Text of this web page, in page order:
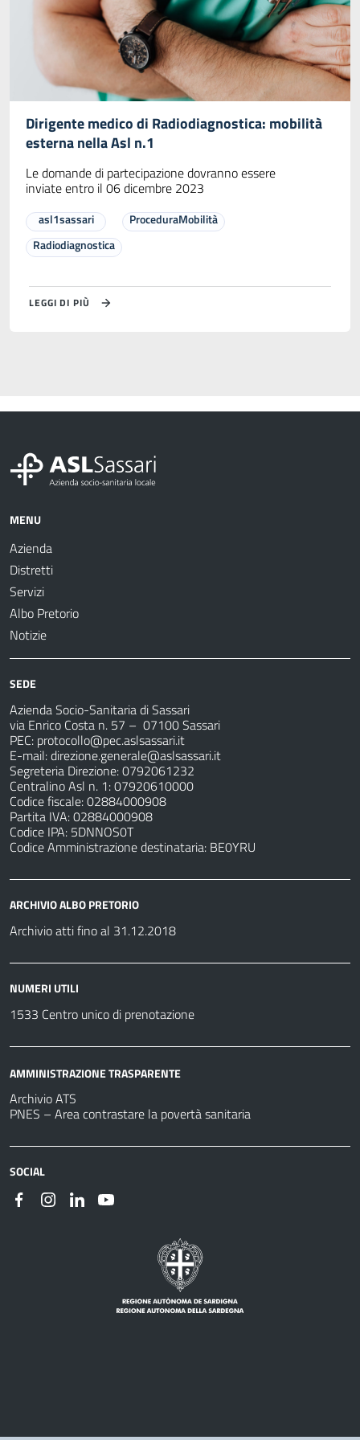
Dirigente medico di Radiodiagnostica: mobilità
esterna nella Asl n.1
Le domande di partecipazione dovranno essere
inviate entro il 06 dicembre 2023
asl1sassari
ProceduraMobilità
Radiodiagnostica
LEGGI DI PIÙ
MENU
Azienda
Distretti
Servizi
Albo Pretorio
Notizie
SEDE
Azienda Socio-Sanitaria di Sassari
via Enrico Costa n. 57 – 07100 Sassari
PEC: protocollo@pec.aslsassari.it
E-mail:direzione.generale@aslsassari.it
Segreteria Direzione: 0792061232
Centralino Asl n. 1: 07920610000
Codice fiscale: 02884000908
Partita IVA: 02884000908
Codice IPA: 5DNNOS0T
Codice Amministrazione destinataria: BE0YRU
ARCHIVIO ALBO PRETORIO
Archivio atti fino al 31.12.2018
NUMERI UTILI
1533 Centro unico di prenotazione
AMMINISTRAZIONE TRASPARENTE
Archivio ATS
PNES – Area contrastare la povertà sanitaria
SOCIAL